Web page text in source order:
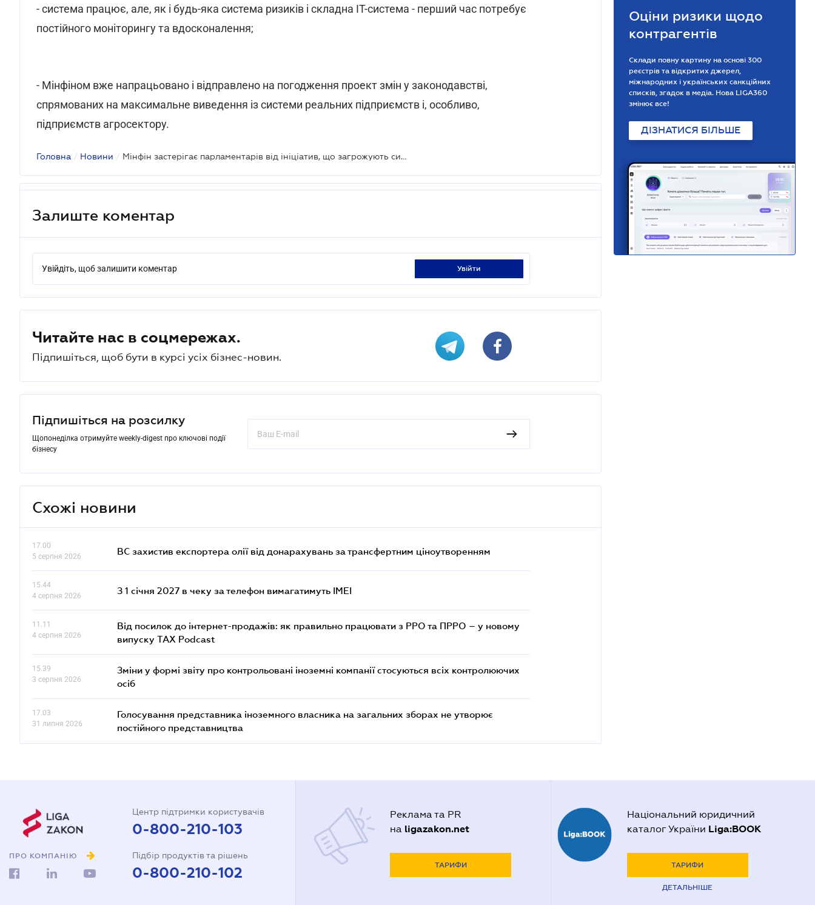
- система працює, але, як і будь-яка система ризиків і складна IT-система - перший час потребує
постійного моніторингу та вдосконалення;
- Мінфіном вже напрацьовано і відправлено на погодження проект змін у законодавстві,
спрямованих на максимальне виведення із системи реальних підприємств і, особливо,
підприємств агросектору.
Головна / Новини / Мінфін застерігає парламентарів від ініціатив, що загрожують системі автоматичного відшкодування ПДВ
Залиште коментар
Увійдіть, щоб залишити коментар увійти
Читайте нас в соцмережах.
Підпишіться, щоб бути в курсі усіх бізнес-новин.
Підпишіться на розсилку
Щопонеділка отримуйте weekly-digest про ключові події
бізнесу
Схожі новини
17.00
5 серпня 2026
ВС захистив експортера олії від донарахувань за трансфертним ціноутворенням
15.44
4 серпня 2026
З 1 січня 2027 в чеку за телефон вимагатимуть IMEI
11.11
4 серпня 2026
Від посилок до інтернет-продажів: як правильно працювати з РРО та ПРРО – у новому
випуску TAX Podcast
15.39
3 серпня 2026
Зміни у формі звіту про контрольовані іноземні компанії стосуються всіх контролюючих
осіб
17.03
31 липня 2026
Голосування представника іноземного власника на загальних зборах не утворює
постійного представництва
Оціни ризики щодо
контрагентів
Склади повну картину на основі 300
реєстрів та відкритих джерел,
міжнародних і українських санкційних
списків, згадок в медіа. Нова LIGA360
змінює все!
ДІЗНАТИСЯ БІЛЬШЕ
ПРО КОМПАНІЮ
Центр підтримки користувачів
0-800-210-103
Підбір продуктів та рішень
0-800-210-102
Реклама та PR
на ligazakon.net
ТАРИФИ
Національний юридичний
каталог України Liga:BOOK
ТАРИФИ
ДЕТАЛЬНІШЕ